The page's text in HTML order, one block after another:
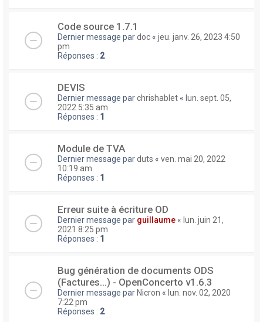
Code source 1.7.1
Dernier message pardoc « jeu. janv. 26, 2023 4:50
pm
Réponses : 2
DEVIS
Dernier message parchrishablet « lun. sept. 05,
2022 5:35 am
Réponses : 1
Module de TVA
Dernier message parduts « ven. mai 20, 2022
10:19 am
Réponses : 1
Erreur suite à écriture OD
Dernier message par guillaume « lun. juin 21,
2021 8:25 pm
Réponses : 1
Bug génération de documents ODS
(Factures...) - OpenConcerto v1.6.3
Dernier message parNicron « lun. nov. 02, 2020
7:22 pm
Réponses : 2